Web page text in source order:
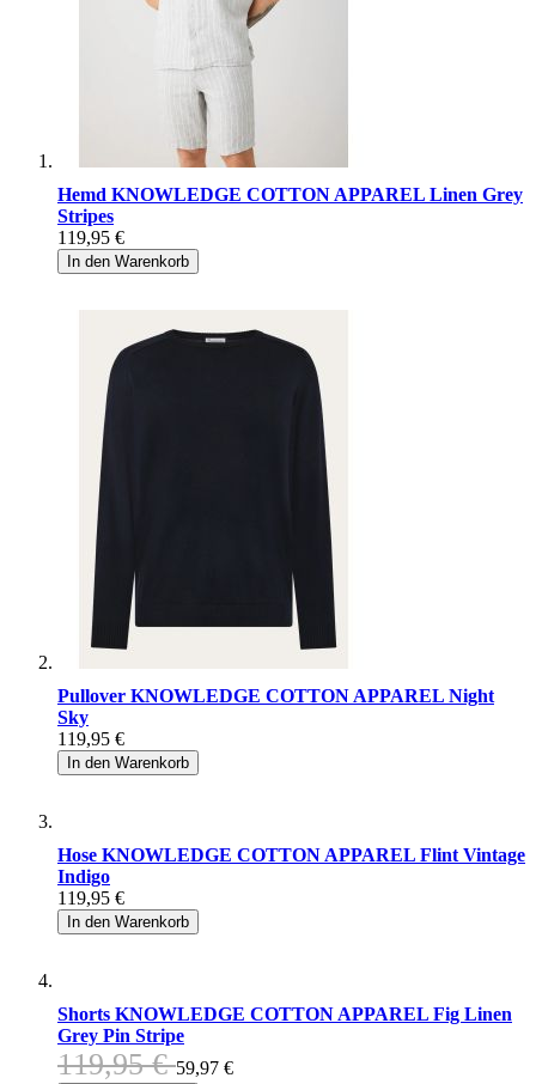
Hemd KNOWLEDGE COTTON APPAREL Linen Grey
Stripes
119,95 €
In den Warenkorb
Pullover KNOWLEDGE COTTON APPAREL Night
Sky
119,95 €
In den Warenkorb
Hose KNOWLEDGE COTTON APPAREL Flint Vintage
Indigo
119,95 €
In den Warenkorb
Shorts KNOWLEDGE COTTON APPAREL Fig Linen
Grey Pin Stripe
119,95 € 59,97 €